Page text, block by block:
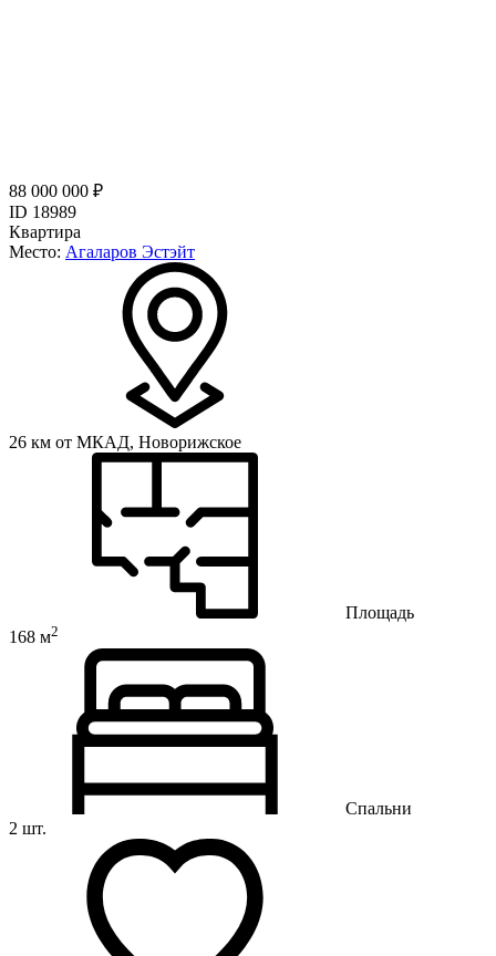
88 000 000 ₽
ID 18989
Квартира
Место: Агаларов Эстэйт
26 км от МКАД, Новорижское
Площадь
168 м2
Спальни
2 шт.